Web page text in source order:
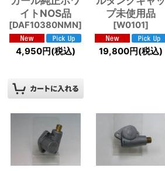
イトNOS品
[DAF10380NMN]
4,950円(税込)
プ未使用品
[W0101]
19,800円(税込)